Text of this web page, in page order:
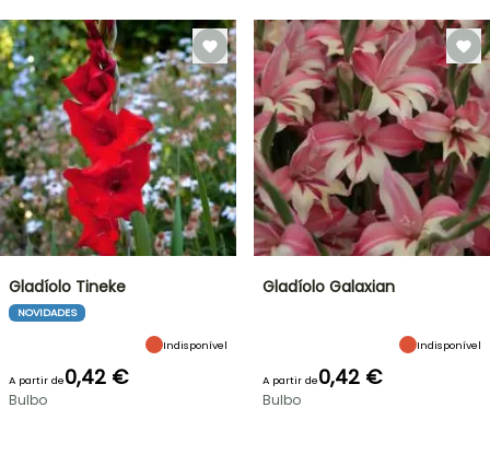
Gladíolo Tineke
NOVIDADES
Indisponível
A partir de0,42 €
Bulbo
Gladíolo Galaxian
Indisponível
A partir de0,42 €
Bulbo